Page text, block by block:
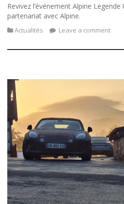
Revivez l’événement Alpine
partenariat avec Alpine.
Actualités Leave a comment